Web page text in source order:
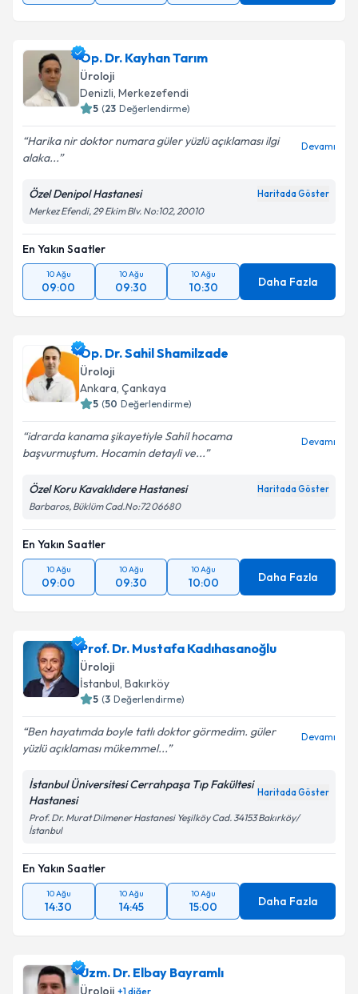
Op. Dr. Kayhan Tarım
Üroloji
Denizli, Merkezefendi
5 (23 Değerlendirme)
Harika nir doktor numara güler yüzlü açıklaması ilgi
alaka...
Devamı
Özel Denipol Hastanesi Haritada Göster
Merkez Efendi, 29 Ekim Blv. No:102, 20010
En Yakın Saatler
10 Ağu
09:00
10 Ağu
09:30
10 Ağu
10:30 Daha Fazla
Op. Dr. Sahil Shamilzade
Üroloji
Ankara, Çankaya
5 (50 Değerlendirme)
idrarda kanama şikayetiyle Sahil hocama
başvurmuştum. Hocamin detayli ve...
Devamı
Özel Koru Kavaklıdere Hastanesi Haritada Göster
Barbaros, Büklüm Cad.No:72 06680
En Yakın Saatler
10 Ağu
09:00
10 Ağu
09:30
10 Ağu
10:00 Daha Fazla
Prof. Dr. Mustafa Kadıhasanoğlu
Üroloji
İstanbul, Bakırköy
5 (3 Değerlendirme)
Ben hayatımda boyle tatlı doktor görmedim. güler
yüzlü açıklaması mükemmel...
Devamı
İstanbul Üniversitesi Cerrahpaşa Tıp Fakültesi
Hastanesi
Haritada Göster
Prof. Dr. Murat Dilmener Hastanesi Yeşilköy Cad. 34153 Bakırköy/
İstanbul
En Yakın Saatler
10 Ağu
14:30
10 Ağu
14:45
10 Ağu
15:00 Daha Fazla
Uzm. Dr. Elbay Bayramlı
Üroloji +1diğer